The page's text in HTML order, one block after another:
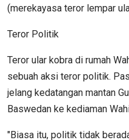
(merekayasa teror lempar
Teror Politik
Teror ular kobra di rumah
sebuah aksi teror politik.
jelang kedatangan mantan
Baswedan ke kediaman
"Biasa itu, politik tidak